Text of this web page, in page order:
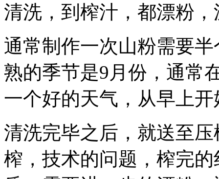
清洗，到榨汁，都漂粉
通常制作一次山粉需要
熟的季节是9月份，通常
一个好的天气，从早上
清洗完毕之后，就送至
榨，技术的问题，榨完